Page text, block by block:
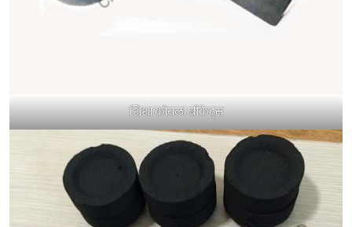
शिशा कोयला ब्रीकेट्स